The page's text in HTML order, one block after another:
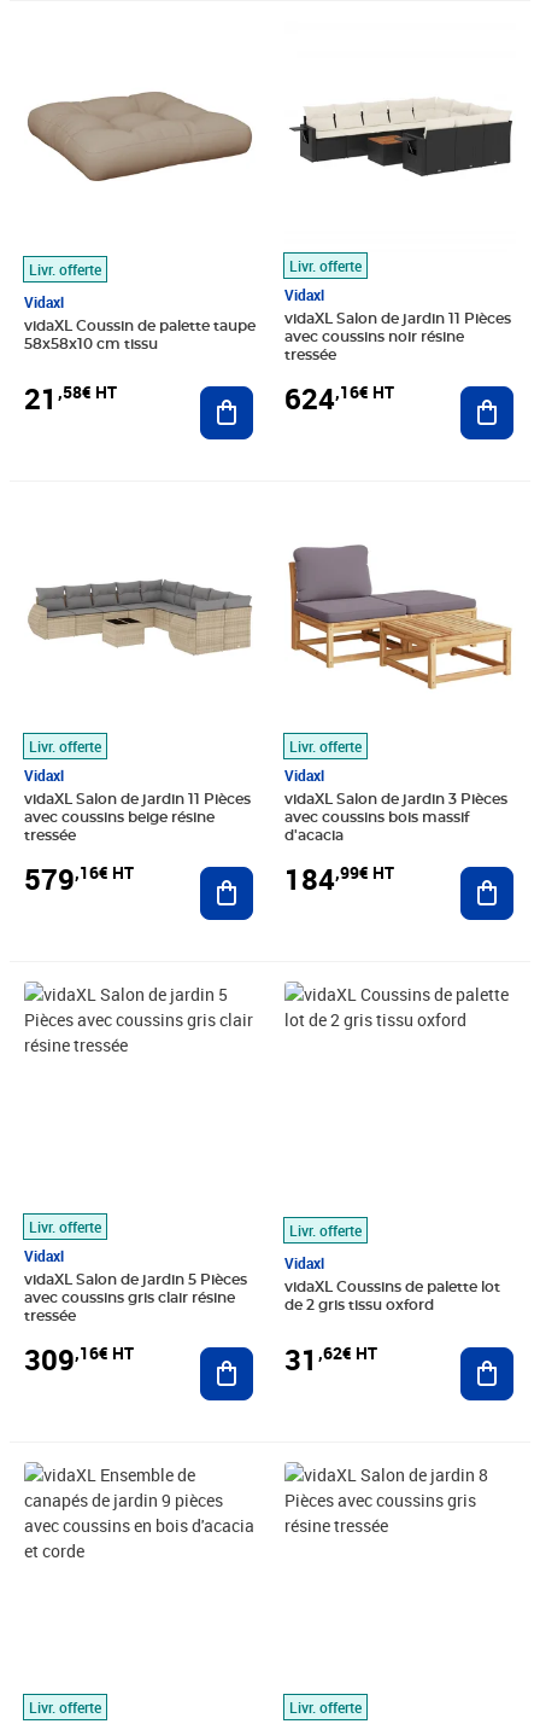
Livr. offerte
Vidaxl
vidaXL Coussin de palette taupe
58x58x10 cm tissu
21 ,58€ HT Ajouter au panier
Livr. offerte
Vidaxl
vidaXL Salon de jardin 11 Pièces
avec coussins noir résine
tressée
624,16€ HT
Livr. offerte
Vidaxl
vidaXL Salon de jardin 11 Pièces
avec coussins beige résine
tressée
579,16€ HT Ajouter au panier
Livr. offerte
Vidaxl
vidaXL Salon de jardin 3 Pièces
avec coussins bois massif
d'acacia
184,99€ HT
Livr. offerte
Vidaxl
vidaXL Salon de jardin 5 Pièces
avec coussins gris clair résine
tressée
309,16€ HT
Prix 309,16€ HT
Ajouter au panier
Livr. offerte
Vidaxl
vidaXL Coussins de palette lot
de 2 gris tissu oxford
31 ,62€ HT
Prix 31,62€ HT
Livr. offerte
Prix 974,99€ HT
Livr. offerte
Prix 374,99€ HT